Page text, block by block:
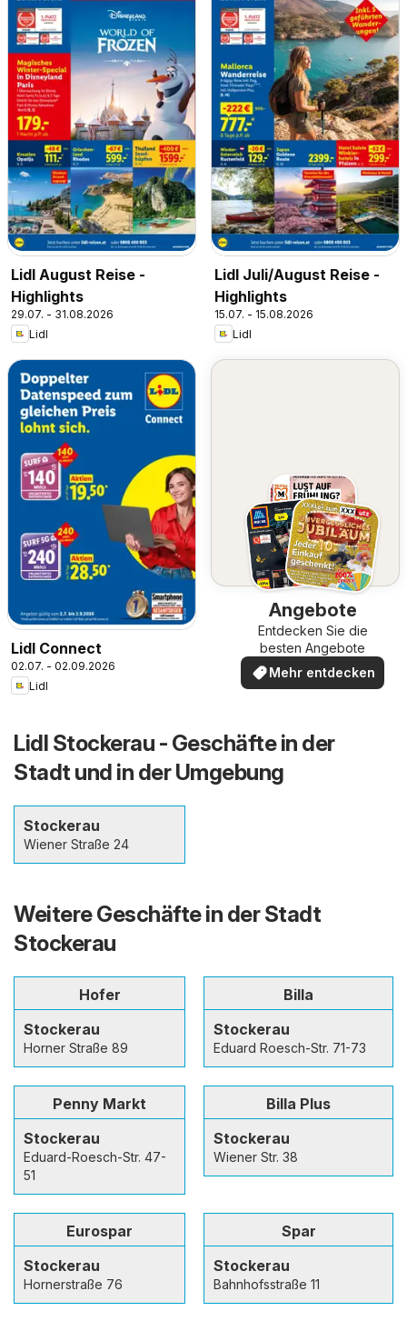
Lidl August Reise -
Highlights
29.07. - 31.08.2026
Lidl
Lidl Juli/August Reise -
Highlights
15.07. - 15.08.2026
Lidl
Lidl Connect
02.07. - 02.09.2026
Lidl
Angebote
Entdecken Sie die
besten Angebote
Mehr entdecken
Lidl Stockerau - Geschäfte in der
Stadt und in der Umgebung
Stockerau
Wiener Straße 24
Weitere Geschäfte in der Stadt
Stockerau
Hofer
Stockerau
Horner Straße 89
Billa
Stockerau
Eduard Roesch-Str. 71-73
Penny Markt
Stockerau
Eduard-Roesch-Str. 47-
51
Billa Plus
Stockerau
Wiener Str. 38
Eurospar
Stockerau
Hornerstraße 76
Spar
Stockerau
Bahnhofsstraße 11